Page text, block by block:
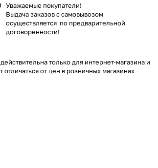
Уважаемые покупатели!
Выдача заказов с самовывозом
осуществляется по предварительной
договоренности!
только для интернет-магазина и
отличаться от цен в розничных магазинах